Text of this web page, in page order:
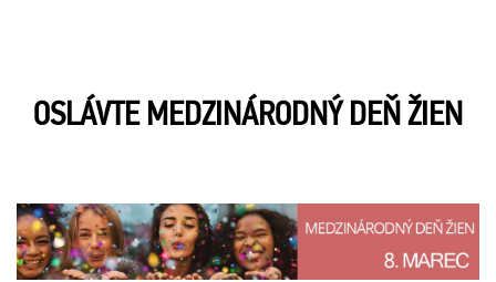
OSLÁVTE MEDZINÁRODNÝ DEŇ ŽIEN